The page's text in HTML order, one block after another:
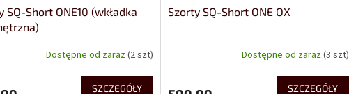
SQ-Short ONE10 (wkładka
Dostępne od zaraz(2 szt)
SZCZEGÓŁY
Szorty SQ-Short ONE OX
Dostępne od zaraz(3 szt)
SZCZEGÓŁY